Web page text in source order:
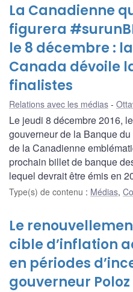
La Canadienne
figurera
le 8 décembre :
Canada dévoile
finalistes
Relations avec les médias
Le jeudi 8 décembre 2016,
gouverneur de la Banque
de la Canadienne
prochain billet de banque
lequel devrait être émis en
Type(s) de contenu : Médias,
Le
cible d’inflation
en périodes
gouverneur Poloz